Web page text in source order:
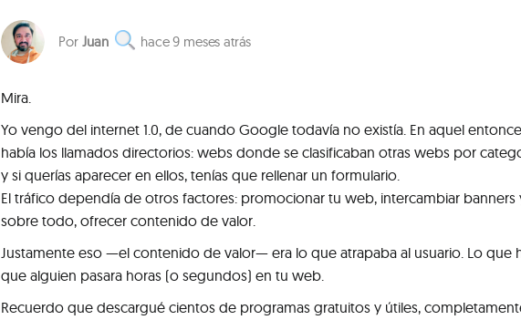
Juan 9 meses atrás
Mira.
Yo vengo del internet 1.0, de cuando Google todavía no existía. En aquel
había los llamados directorios: webs donde se clasificaban otras webs por
y si querías aparecer en ellos, tenías que rellenar un formulario.
El tráfico dependía de otros factores: promocionar tu web, intercambiar banners
sobre todo, ofrecer contenido de valor.
Justamente eso —el contenido de valor— era lo que atrapaba al usuario. Lo que
que alguien pasara horas (o segundos) en tu web.
Recuerdo que descargué cientos de programas gratuitos y útiles,